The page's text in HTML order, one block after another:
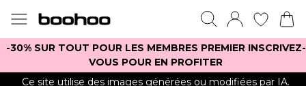
-30% SUR TOUT POUR LES MEMBRES PREMIER INSCRIVEZ-
VOUS POUR EN PROFITER
Ce site utilise des images générées ou modifiées par IA.